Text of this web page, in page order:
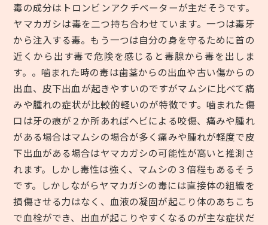
毒の成分はトロンビンアクチベーターが主だそうです。
ヤマカガシは毒を二つ持ち合わせています。一つは毒牙
から注入する毒。もう一つは自分の身を守るために首の
近くから出す毒で危険を感じると毒腺から毒を出しま
す。。噛まれた時の毒は歯茎からの出血や古い傷からの
出血、皮下出血が起きやすいのですがマムシに比べて痛
みや腫れの症状が比較的軽いのが特徴です。噛まれた傷
口は牙の痕が２か所あればヘビによる咬傷、痛みや腫れ
がある場合はマムシの場合が多く痛みや腫れが軽度で皮
下出血がある場合はヤマカガシの可能性が高いと推測さ
れます。しかし毒性は強く、マムシの３倍程もあるそう
です。しかしながらヤマカガシの毒には直接体の組織を
損傷させる力はなく、血液の凝固が起こり体のあちこち
で血栓ができ、出血が起こりやすくなるのが主な症状だ